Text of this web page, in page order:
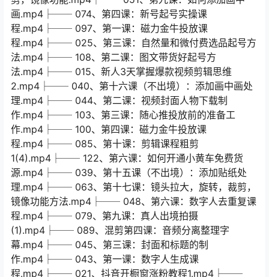
画.mp4├── 074、第四课：新号起号实操课
程.mp4├── 097、第一课：磁力金牛投放课
程.mp4├── 025、第三课：自然量和微付费选品起号方
法.mp4├── 108、第二课：图文带货好起号方
法.mp4├── 015、新人3天掌握爆款视频剪辑思维
2.mp4├── 040、第十六课（不出境）：添加画中画处
理.mp4├── 044、第二课：视频封面人物下载制
作.mp4├── 103、第三课：随心推投放前的准备工
作.mp4├── 100、第四课：磁力金牛投放课
程.mp4├── 085、第十课：剪辑课程粗剪
1(4).mp4├── 122、第六课：如何开通小黄车免费货
源.mp4├── 039、第十五课（不出境）：添加贴纸处
理.mp4├── 063、第十七课：镜头拉大，旋转，裁剪，
镜像功能方法.mp4├── 048、第六课：数字人去重复课
程.mp4├── 079、第九课：真人出境拍摄
(1).mp4├── 089、混剪第四课：音频分离整理字
幕.mp4├── 045、第三课：封面和标题的制
作.mp4├── 043、第一课：数字人生成课
程.mp4├── 021、抖音开橱窗涨粉教程1.mp4├──